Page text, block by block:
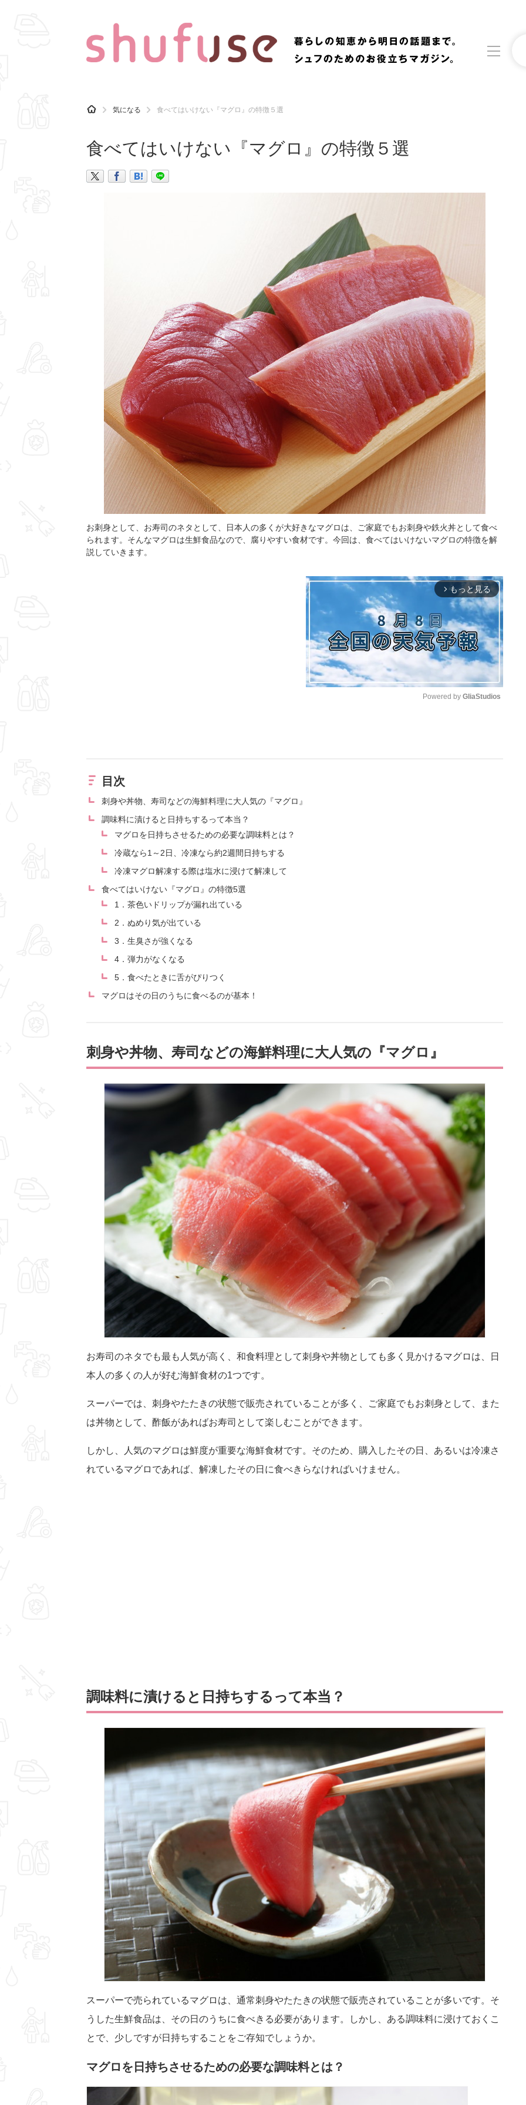
CATEGORY 記事カテゴリ
マナー 趣味 食材辞典
H
O
気になる 食べてはいけない『マグロ』の特徴５選
食べてはいけない『マグロ』の特徴５選
お刺身として、お寿司のネタとして、日本人の多くが大好きなマグロは、ご家庭でもお刺身や鉄火丼として食べ
られます。そんなマグロは生鮮食品なので、腐りやすい食材です。今回は、食べてはいけないマグロの特徴を解
説していきます。
arrow_forward_ios もっと見る
Powered by GliaStudios
目次
刺身や丼物、寿司などの海鮮料理に大人気の『マグロ』
調味料に漬けると日持ちするって本当？
マグロを日持ちさせるための必要な調味料とは？
冷蔵なら1～2日、冷凍なら約2週間日持ちする
冷凍マグロ解凍する際は塩水に浸けて解凍して
食べてはいけない『マグロ』の特徴5選
1．茶色いドリップが漏れ出ている
2．ぬめり気が出ている
3．生臭さが強くなる
4．弾力がなくなる
5．食べたときに舌がぴりつく
マグロはその日のうちに食べるのが基本！
刺身や丼物、寿司などの海鮮料理に大人気の『マグロ』
お寿司のネタでも最も人気が高く、和食料理として刺身や丼物としても多く見かけるマグロは、日
本人の多くの人が好む海鮮食材の1つです。
スーパーでは、刺身やたたきの状態で販売されていることが多く、ご家庭でもお刺身として、また
は丼物として、酢飯があればお寿司として楽しむことができます。
しかし、人気のマグロは鮮度が重要な海鮮食材です。そのため、購入したその日、あるいは冷凍さ
れているマグロであれば、解凍したその日に食べきらなければいけません。
調味料に漬けると日持ちするって本当？
スーパーで売られているマグロは、通常刺身やたたきの状態で販売されていることが多いです。そ
うした生鮮食品は、その日のうちに食べきる必要があります。しかし、ある調味料に浸けておくこ
とで、少しですが日持ちすることをご存知でしょうか。
マグロを日持ちさせるための必要な調味料とは？